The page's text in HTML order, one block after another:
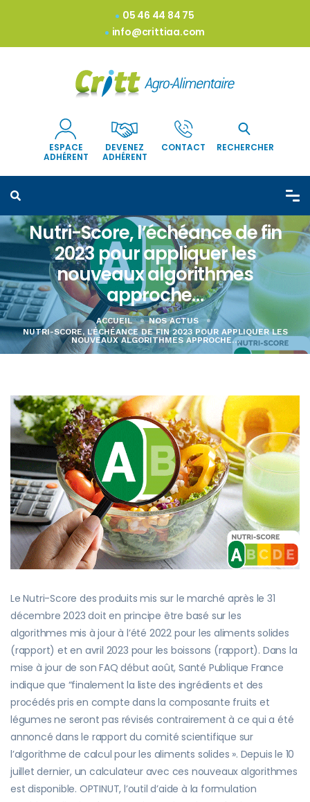
05 46 44 84 75
info@crittiaa.com
ESPACE
ADHÉRENT
DEVENEZ
ADHÉRENT
CONTACT RECHERCHER
Nutri-Score, l’échéance de fin
2023 pour appliquer les
nouveaux algorithmes
approche…
ACCUEIL
NOS ACTUS
NUTRI-SCORE, L’ÉCHÉANCE DE FIN 2023 POUR APPLIQUER LES
NOUVEAUX ALGORITHMES APPROCHE…
Le Nutri-Score des produits mis sur le marché après le 31
décembre 2023 doit en principe être basé sur les
algorithmes mis à jour à l’été 2022 pour les aliments solides
(rapport) et en avril 2023 pour les boissons (rapport). Dans la
mise à jour de son FAQ début août, Santé Publique France
indique que “finalement la liste des ingrédients et des
procédés pris en compte dans la composante fruits et
légumes ne seront pas révisés contrairement à ce qui a été
annoncé dans le rapport du comité scientifique sur
l’algorithme de calcul pour les aliments solides ». Depuis le 10
juillet dernier, un calculateur avec ces nouveaux algorithmes
est disponible. OPTINUT, l’outil d’aide à la formulation